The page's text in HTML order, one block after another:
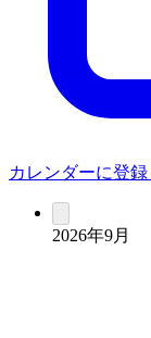
カレンダーに登録
2026年9月